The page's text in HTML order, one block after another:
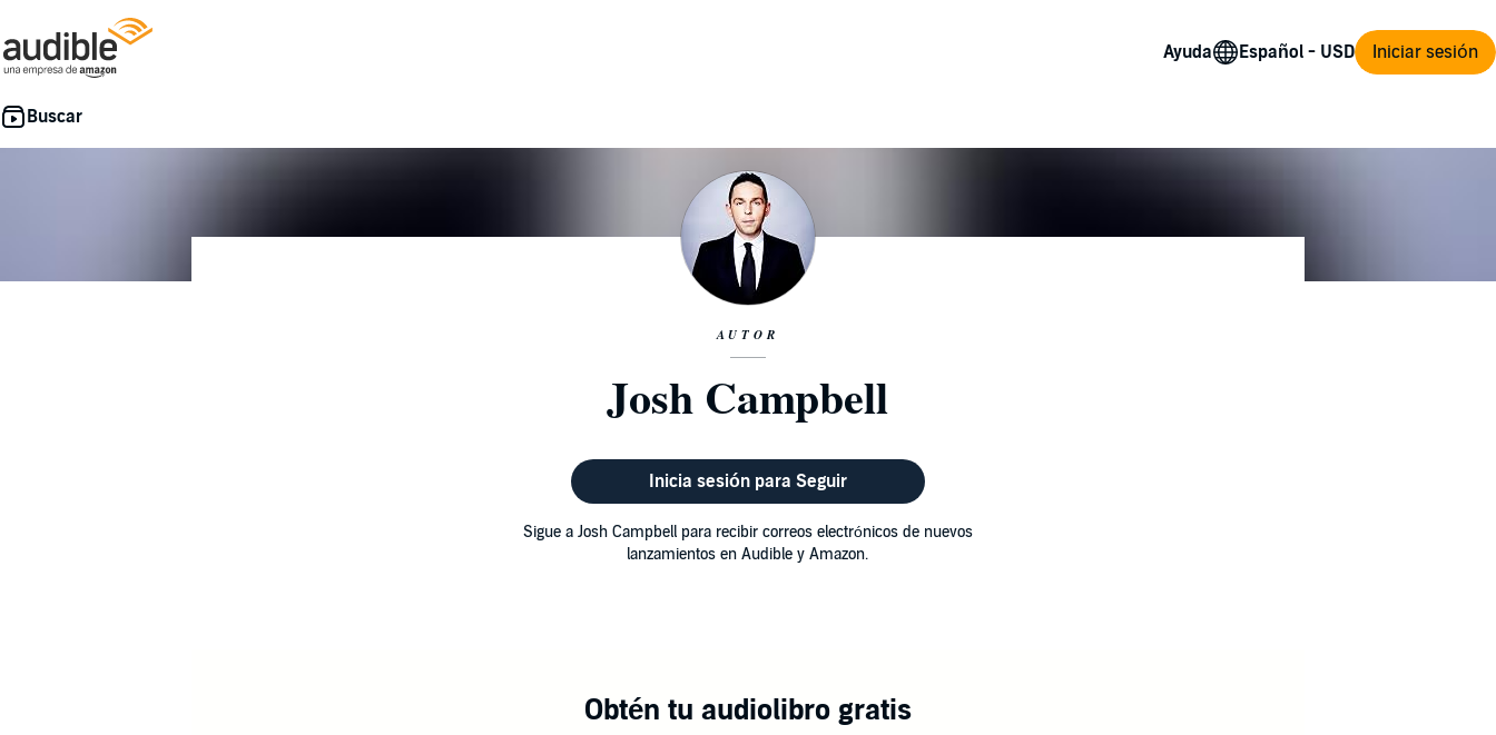
Ayuda Iniciar sesión
AUTOR
Josh Campbell
Inicia sesión para Seguir
Sigue a Josh Campbell para recibir correos electrónicos de nuevos
lanzamientos en Audible y Amazon.
Obtén tu audiolibro gratis